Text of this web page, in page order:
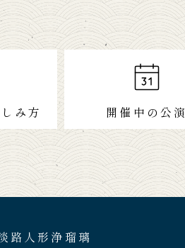
み方 開催中の公演
路人形浄瑠璃